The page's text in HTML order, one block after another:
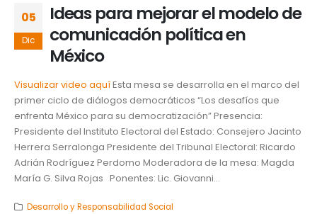
05
Dic
Ideas para mejorar el modelo de
comunicación política en
México
Visualizar video aquíEsta mesa se desarrolla en el marco del
primer ciclo de diálogos democráticos “Los desafíos que
enfrenta México para su democratización” Presencia:
Presidente del Instituto Electoral del Estado: Consejero Jacinto
Herrera Serralonga Presidente del Tribunal Electoral: Ricardo
Adrián Rodríguez Perdomo Moderadora de la mesa: Magda
María G. Silva Rojas Ponentes: Lic. Giovanni...
Desarrollo y Responsabilidad Social